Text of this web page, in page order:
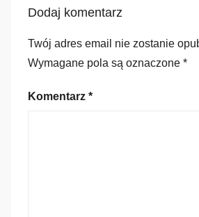
Dodaj komentarz
Twój adres email nie zostanie
Wymagane pola są oznaczone *
Komentarz *